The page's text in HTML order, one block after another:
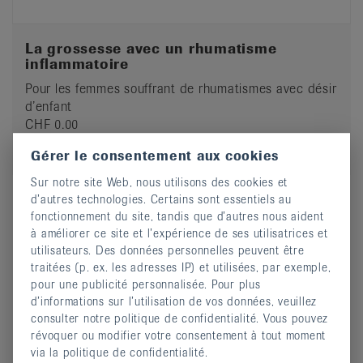
La grossesse avec un rhumatisme
inflammatoire
Pour les femmes souffrant de rhumatismes avec désir
d’enfant
CHF 0.00
Commander
Trouver et commander toutes les publications
dans la boutique
Informations complémentaires
Gérer le consentement aux cookies
Sur notre site Web, nous utilisons des cookies et
d’autres technologies. Certains sont essentiels au
fonctionnement du site, tandis que d’autres nous aident
à améliorer ce site et l’expérience de ses utilisatrices et
utilisateurs. Des données personnelles peuvent être
traitées (p. ex. les adresses IP) et utilisées, par exemple,
pour une publicité personnalisée. Pour plus
d’informations sur l’utilisation de vos données, veuillez
consulter notre politique de confidentialité. Vous pouvez
révoquer ou modifier votre consentement à tout moment
via la politique de confidentialité.